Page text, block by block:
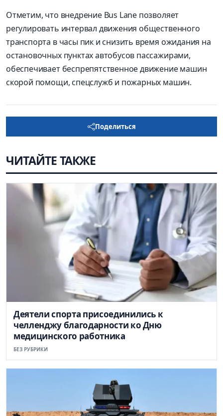
Отметим, что внедрение Bus Lane позволяет
регулировать интервал движения общественного
транспорта в часы пик и снизить время ожидания на
остановочных пунктах автобусов пассажирами,
обеспечивает беспрепятственное движение машин
скорой помощи, спецслужб и пожарных машин.
Поделиться
ЧИТАЙТЕ ТАКЖЕ
Деятели спорта присоединились к
челленджу благодарности ко Дню
медицинского работника
БЕЗ РУБРИКИ